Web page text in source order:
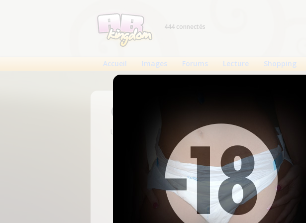
444 connectés
Accueil Images Forums Lecture Shopping
Connexion
Un compte est nécessaire pour voir cette page.
Nom d'utilisateur
Mot de passe